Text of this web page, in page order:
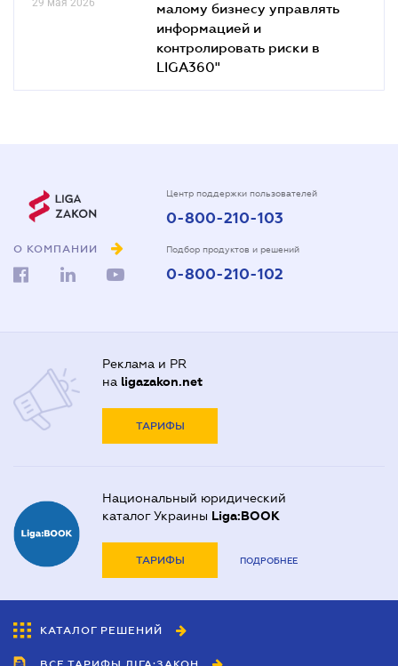
малому бизнесу управлять
информацией и
контролировать риски в
LIGA360"
О КОМПАНИИ
Центр поддержки пользователей
0-800-210-103
Подбор продуктов и решений
0-800-210-102
Реклама и PR
на ligazakon.net
ТАРИФЫ
Национальный юридический
каталог Украины Liga:BOOK
ТАРИФЫ ПОДРОБНЕЕ
КАТАЛОГ РЕШЕНИЙ